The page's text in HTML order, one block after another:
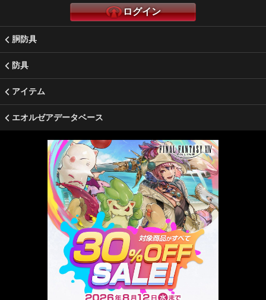
ログイン
胴防具
防具
アイテム
エオルゼアデータベース